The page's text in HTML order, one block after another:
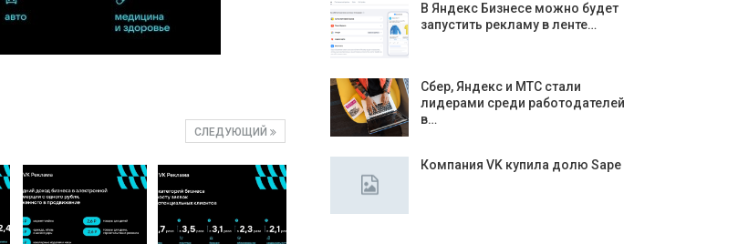
СЛЕДУЮЩИЙ
В Яндекс Бизнесе можно будет
запустить рекламу в ленте…
Сбер, Яндекс и МТС стали
лидерами среди работодателей
в…
Компания VK купила долю Sape